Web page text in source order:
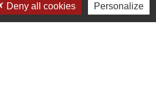
9h à 12h30
16h à 18h30
Deny all cookies Personalize